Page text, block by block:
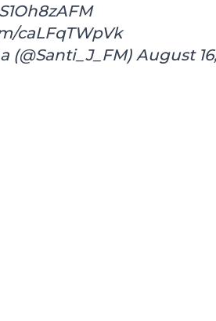
caLFqTWpVk
(@Santi_J_FM) August